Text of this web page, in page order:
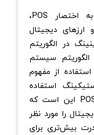
الگوریتم اثبات سهام یا به اختصار POS،
و ارزهای دیجیتال
در الگوریتم
الگوریتم سیستم
از مفهوم
استفاده
می‌کنیم. مهم‌ترین اصل در POS این است که
را مورد نظر
بیش‌تری برای